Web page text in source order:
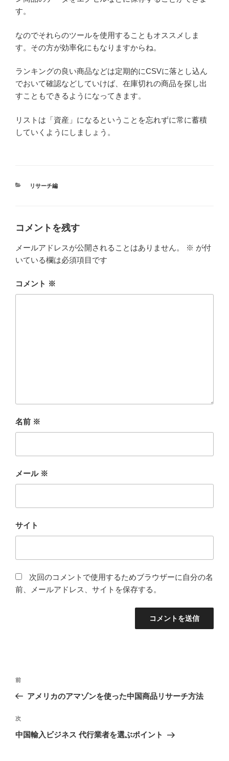
す。
なのでそれらのツールを使用することもオススメしま
す。その方が効率化にもなりますからね。
ランキングの良い商品などは定期的にCSVに落とし込ん
でおいて確認などしていけば、在庫切れの商品を探し出
すこともできるようになってきます。
リストは「資産」になるということを忘れずに常に蓄積
していくようにしましょう。
カ
リサーチ編
コメントを残す
メールアドレスが公開されることはありません。 ※ が付
いている欄は必須項目です
コメント ※
名前 ※
メール ※
サイト
次回のコメントで使用するためブラウザーに自分の名
前、メールアドレス、サイトを保存する。
投
ビ
ゲ
前
の
稿
前
アメリカのアマゾンを使った中国商品リサーチ方法
次
の
次
中国輸入ビジネス 代行業者を選ぶポイント